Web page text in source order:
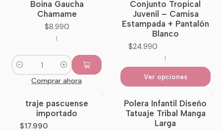
NuevoBoina Gaucha
Chamame
$8.990
|
Cantidad
Comprar ahora
Conjunto Tropical
Juvenil – Camisa
Estampada + Pantalón
Blanco
$24.990
|
Ver opciones
-33%OFF
traje pascuense
importado
$17.990
Polera Infantil Diseño
Tatuaje Tribal Manga
Larga